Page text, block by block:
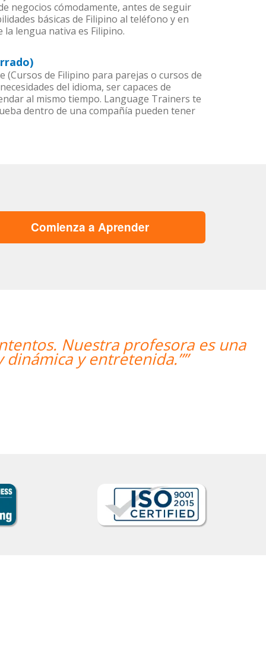
negocios cómodamente, antes de seguir
básicas de Filipino al teléfono y en
lengua nativa es Filipino.
de Filipino para parejas o cursos de
del idioma, ser capaces de
al mismo tiempo. Language Trainers te
dentro de una compañía pueden tener
Comienza a Aprender
es una “”Me han